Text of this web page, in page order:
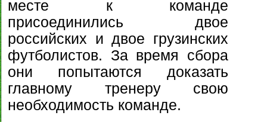
месте к команде
присоединились двое
российских и двое грузинских
футболистов. За время сбора
они попытаются доказать
главному тренеру свою
необходимость команде.